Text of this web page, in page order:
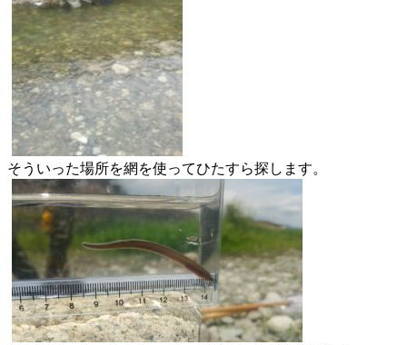
そういった場所を網を使ってひたすら探します。